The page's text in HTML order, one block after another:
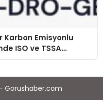
Karbon Emisyonlu
ISO ve TSSA
Gorushaber.com